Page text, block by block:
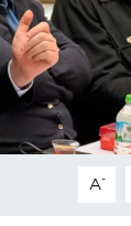
A-